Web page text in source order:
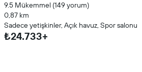
9.5 Mükemmel (149 yorum)
0,87 km
Sadece yetişkinler, Açık havuz, Spor salonu
₺24.733+